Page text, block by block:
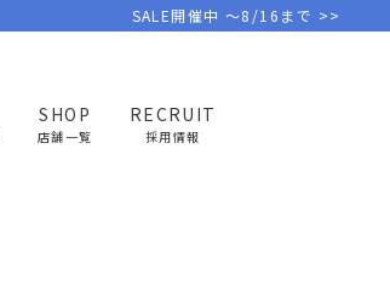
SHOP
店舗一覧
RECRUIT
採用情報
SALE開催中 ～8/16まで >>